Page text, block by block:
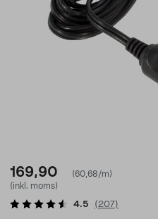
169,90
(60,68/m)
(inkl. moms)
4.5 ( 207)